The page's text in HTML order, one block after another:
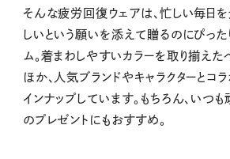
そんな疲労回復ウェアは、忙しい毎日
しいという願いを添えて贈るのにぴった
ム。着まわしやすいカラーを取り揃え
ほか、人気ブランドやキャラクターとコ
インナップしています。もちろん、いつ
のプレゼントにもおすすめ。